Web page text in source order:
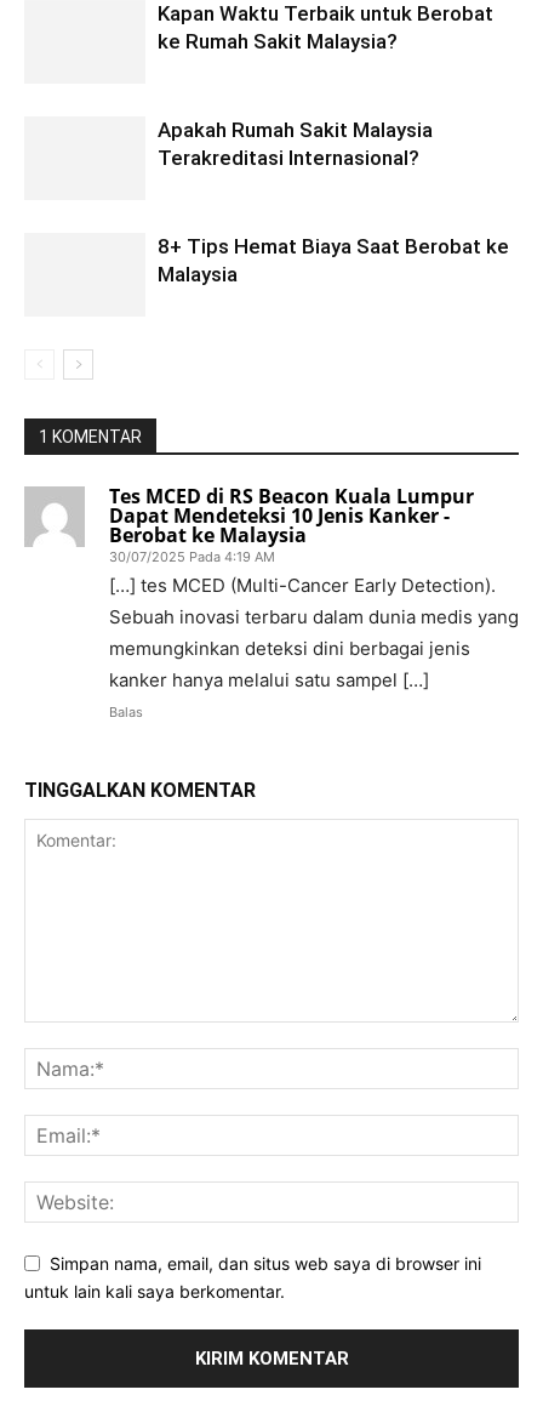
Kapan Waktu Terbaik untuk Berobat
ke Rumah Sakit Malaysia?
Apakah Rumah Sakit Malaysia
Terakreditasi Internasional?
8+ Tips Hemat Biaya Saat Berobat ke
Malaysia
1 KOMENTAR
Tes MCED di RS Beacon Kuala Lumpur
Dapat Mendeteksi 10 Jenis Kanker -
Berobat ke Malaysia
30/07/2025 Pada 4:19 AM
[…] tes MCED (Multi-Cancer Early Detection).
Sebuah inovasi terbaru dalam dunia medis yang
memungkinkan deteksi dini berbagai jenis
kanker hanya melalui satu sampel […]
Balas
TINGGALKAN KOMENTAR
Simpan nama, email, dan situs web saya di browser ini
untuk lain kali saya berkomentar.